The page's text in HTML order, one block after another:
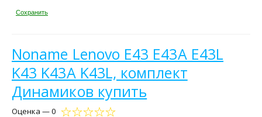
Сохранить
Noname Lenovo E43 E43A E43L
K43 K43A K43L, комплект
Динамиков купить
Оценка — 0